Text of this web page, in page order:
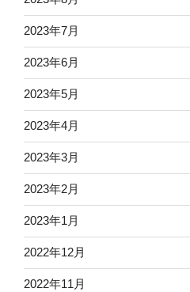
2023年7月
2023年6月
2023年5月
2023年4月
2023年3月
2023年2月
2023年1月
2022年12月
2022年11月